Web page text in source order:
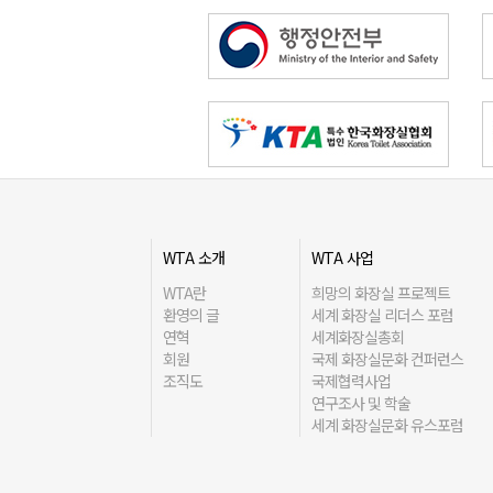
WTA 소개
WTA란
환영의 글
연혁
회원
조직도
WTA 사업
희망의 화장실 프로젝트
세계 화장실 리더스 포럼
세계화장실총회
국제 화장실문화 컨퍼런스
국제협력사업
연구조사 및 학술
세계 화장실문화 유스포럼